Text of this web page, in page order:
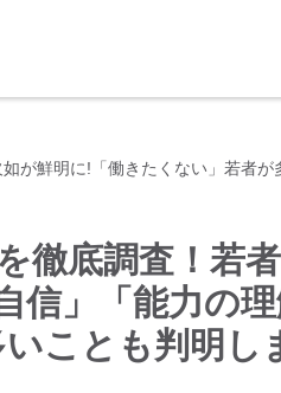
が鮮明に!「働きたくない」若者が
徹底調査！若
信」「能力の
ことも判明し